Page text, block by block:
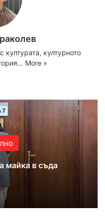
културното
More »
майка в съда